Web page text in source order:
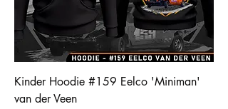
Kinder Hoodie #159 Eelco 'Miniman'
van der Veen